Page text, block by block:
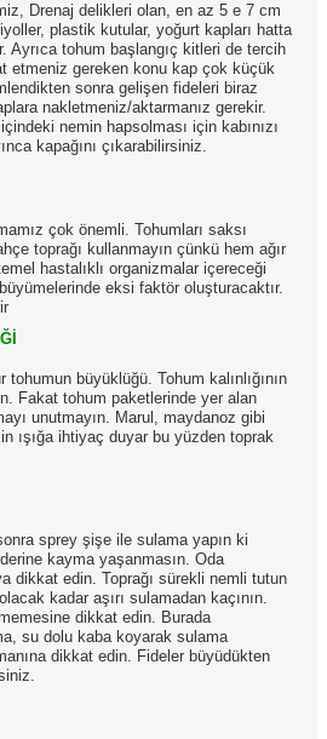
Drenaj delikleri olan, en az 5 e 7 cm
plastik kutular, yoğurt kapları hatta
Ayrıca tohum başlangıç kitleri de tercih
etmeniz gereken konu kap çok küçük
sonra gelişen fideleri biraz
nakletmeniz/aktarmanız gerekir.
nemin hapsolması için kabınızı
kapağını çıkarabilirsiniz.
çok önemli. Tohumları saksı
toprağı kullanmayın çünkü hem ağır
hastalıklı organizmalar içereceği
eksi faktör oluşturacaktır.
tohumun büyüklüğü. Tohum kalınlığının
Fakat tohum paketlerinde yer alan
unutmayın. Marul, maydanoz gibi
ışığa ihtiyaç duyar bu yüzden toprak
sprey şişe ile sulama yapın ki
kayma yaşanmasın. Oda
dikkat edin. Toprağı sürekli nemli tutun
kadar aşırı sulamadan kaçının.
dikkat edin. Burada
su dolu kaba koyarak sulama
dikkat edin. Fideler büyüdükten